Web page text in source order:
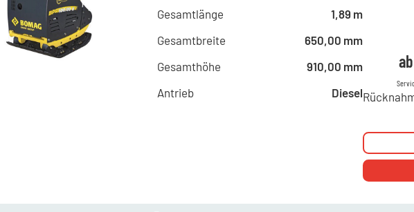
Gesamtlänge
1,89 m
Gesamtbreite
650,00 mm
Gesamthöhe
910,00 mm
Antrieb
Diesel
ab 21 Tagen
ab